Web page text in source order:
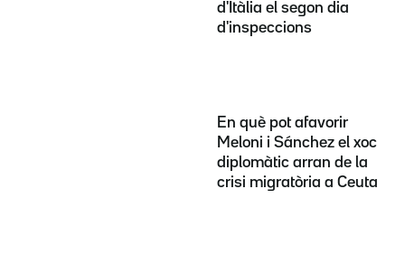
d'Itàlia el segon dia
d'inspeccions
En què pot afavorir
Meloni i Sánchez el xoc
diplomàtic arran de la
crisi migratòria a Ceuta